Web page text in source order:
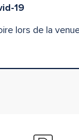
19
lors de la